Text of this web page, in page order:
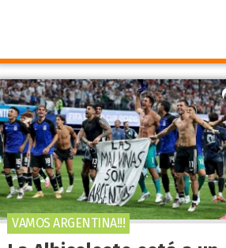
VAMOS ARGENTINA!!!